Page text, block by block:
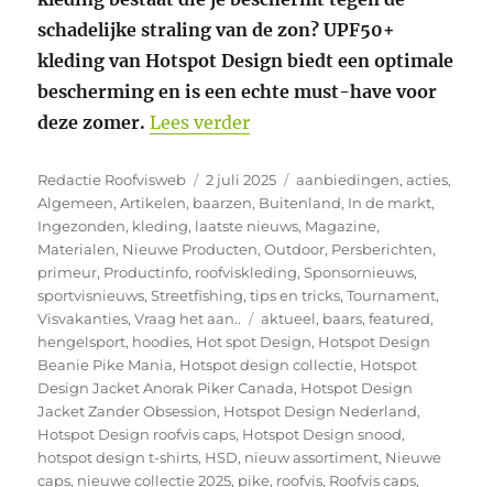
schadelijke straling van de zon? UPF50+
kleding van Hotspot Design biedt een optimale
bescherming en is een echte must-have voor
deze zomer. Lees verder“De Hotspot Design
Auteur
Redactie Roofvisweb
Geplaatst
op
2 juli 2025 Categorieën
aanbiedingen,acties,
Algemeen,Artikelen, baarzen, Buitenland, In de markt,
Ingezonden, kleding, laatste nieuws, Magazine,
Materialen, Nieuwe Producten,Outdoor, Persberichten,
primeur, Productinfo, roofviskleding,Sponsornieuws,
sportvisnieuws,Streetfishing,tips en tricks,Tournament,
Visvakanties,Vraag het aan.. Tags
aktueel, baars,featured,
hengelsport, hoodies, Hot spot Design, Hotspot Design
Beanie Pike Mania, Hotspot design collectie, Hotspot
Design Jacket Anorak Piker Canada, Hotspot Design
Jacket Zander Obsession, Hotspot Design Nederland,
Hotspot Design roofvis caps, Hotspot Design snood,
hotspot design t-shirts, HSD, nieuw assortiment, Nieuwe
caps, nieuwe collectie 2025, pike, roofvis, Roofvis caps,